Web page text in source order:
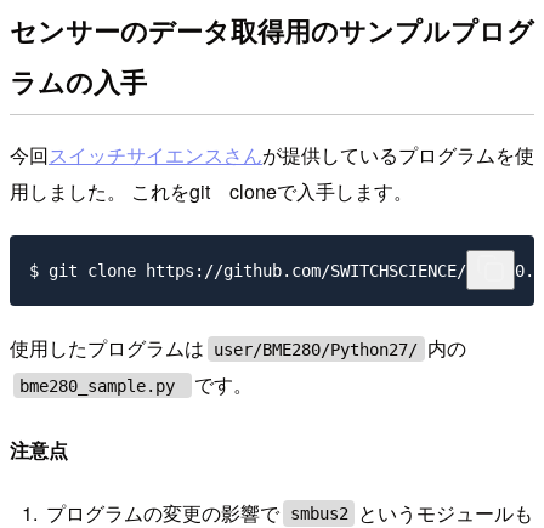
センサーのデータ取得用のサンプルプログ
ラムの入手
今回スイッチサイエンスさんが提供しているプログラムを使
用しました。 これをgit cloneで入手します。
使用したプログラムは user/BME280/Python27/ 内の
bme280_sample.py です。
注意点
プログラムの変更の影響で smbus2
というモジュールも